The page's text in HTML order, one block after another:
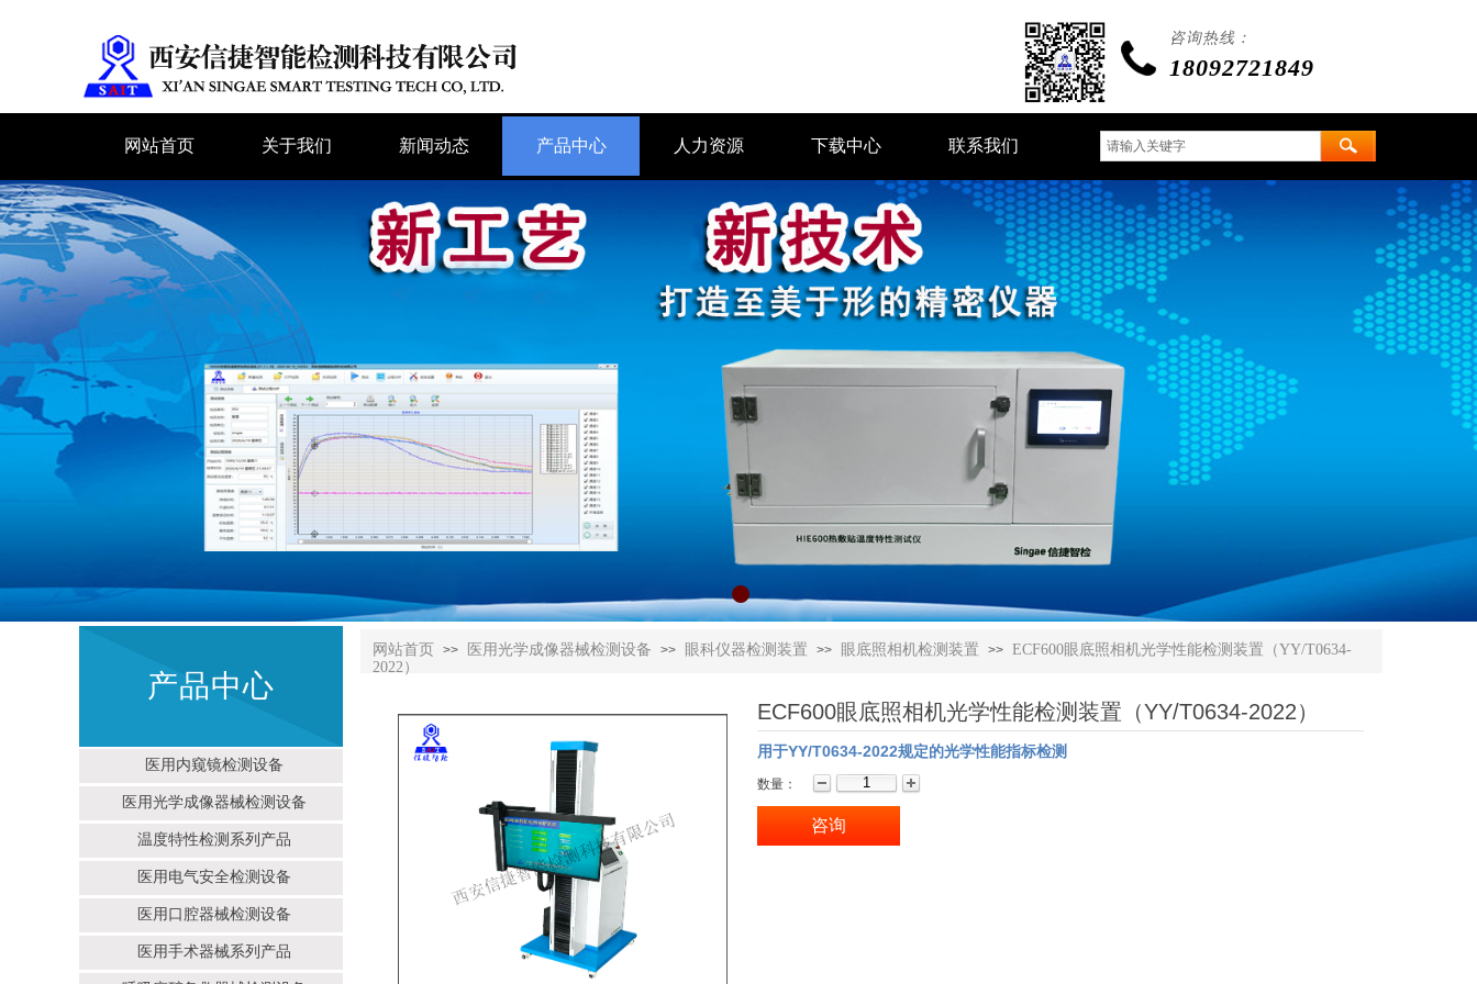
网站首页 >> 医用光学成像器械检测设备 >> 眼科仪器检测装置 >> 眼底照相机检测装置 >> ECF600眼底照相机光学性能检测装置（YY/T0634-
2022）
产品中心
ECF600眼底照相机光学性能检测装置（YY/T0634-2022）
用于YY/T0634-2022规定的光学性能指标检测
数量：
咨询
医用内窥镜检测设备
医用光学成像器械检测设备
温度特性检测系列产品
医用电气安全检测设备
医用口腔器械检测设备
医用手术器械系列产品
咨询热线：
18092721849
网站首页 关于我们 新闻动态 产品中心 人力资源 下载中心 联系我们